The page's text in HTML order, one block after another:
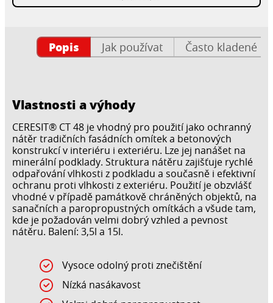
Popis Jak používat Často kladené
Vlastnosti a výhody
CERESIT® CT 48 je vhodný pro použití jako ochranný
nátěr tradičních fasádních omítek a betonových
konstrukcí v interiéru i exteriéru. Lze jej nanášet na
minerální podklady. Struktura nátěru zajišťuje rychlé
odpařování vlhkosti z podkladu a současně i efektivní
ochranu proti vlhkosti z exteriéru. Použití je obzvlášť
vhodné v případě památkově chráněných objektů, na
sanačních a paropropustných omítkách a všude tam,
kde je požadován velmi dobrý vzhled a pevnost
nátěru. Balení: 3,5l a 15l.
Vysoce odolný proti znečištění
Nízká nasákavost